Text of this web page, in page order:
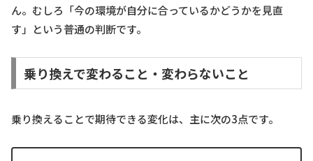
ん。むしろ「今の環境が自分に合っているかどうかを見直
す」という普通の判断です。
乗り換えで変わること・変わらないこと
乗り換えることで期待できる変化は、主に次の3点です。